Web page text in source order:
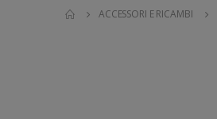
ACCESSORI E RICAMBI